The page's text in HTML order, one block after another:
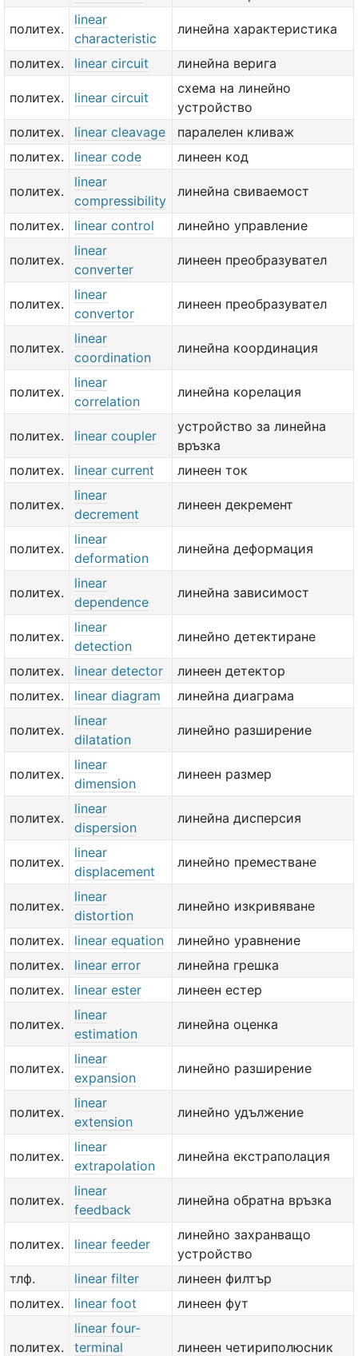
политех.
linear
characteristic
линейна характеристика
политех. linear circuit линейна верига
политех. linear circuit
схема на линейно
устройство
политех.
linear cleavage
паралелен кливаж
политех.
linear code линеен код
политех.
linear
compressibility
линейна свиваемост
политех. linear control линейно управление
политех.
linear
converter
линеен преобразувател
политех.
linear
convertor
линеен преобразувател
политех.
linear
coordination
линейна координация
политех.
linear
correlation
линейна корелация
политех. linear coupler
устройство за линейна
връзка
политех.
linear current линеен ток
политех.
linear
decrement
линеен декремент
политех.
linear
deformation
линейна деформация
политех.
linear
dependence
линейна зависимост
политех.
linear
detection
линейно детектиране
политех. linear detector
линеен детектор
политех.
linear diagram линейна диаграма
политех.
linear
dilatation
линейно разширение
политех.
linear
dimension
линеен размер
политех.
linear
dispersion
линейна дисперсия
политех.
linear
displacement
линейно преместване
политех.
linear
distortion
линейно изкривяване
политех. linear equation
линейно уравнение
политех.
linear error
линейна грешка
политех.
linear ester линеен естер
политех.
linear
estimation
линейна оценка
политех.
linear
expansion
линейно разширение
политех.
linear
extension
линейно удължение
политех.
linear
extrapolation
линейна екстраполация
политех.
linear
feedback
линейна обратна връзка
политех. linear feeder
линейно захранващо
устройство
тлф.
linear filter
линеен филтър
политех.
linear foot линеен фут
политех.
linear four-
terminal
линеен четириполюсник